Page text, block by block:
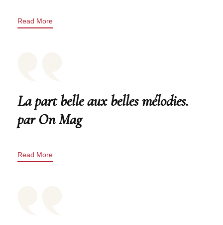
Read More
La part belle aux belles mélodies.
par On Mag
Read More